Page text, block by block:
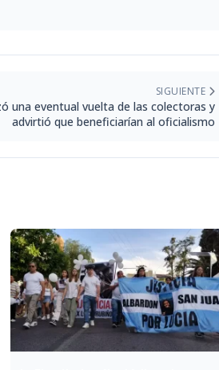
SIGUIENTE
una eventual vuelta de las colectoras y
advirtió que beneficiarían al oficialismo